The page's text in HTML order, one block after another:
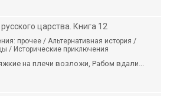
царства. Книга 12
прочее / Альтернативная история /
/ Исторические приключения
на плечи возложи, Рабом вдали...